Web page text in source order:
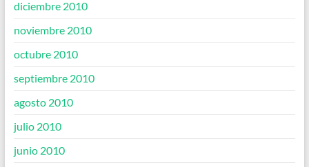
diciembre 2010
noviembre 2010
octubre 2010
septiembre 2010
agosto 2010
julio 2010
junio 2010